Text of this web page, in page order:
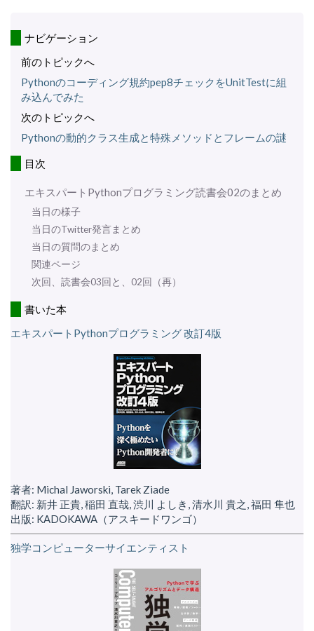
ナビゲーション
前のトピックへ
Pythonのコーディング規約pep8チェックをUnitTestに組
み込んでみた
次のトピックへ
Pythonの動的クラス生成と特殊メソッドとフレームの謎
目次
エキスパートPythonプログラミング読書会02のまとめ
当日の様子
当日のTwitter発言まとめ
当日の質問のまとめ
関連ページ
次回、読書会03回と、02回（再）
書いた本
エキスパートPythonプログラミング 改訂4版
著者: Michal Jaworski, Tarek Ziade
翻訳: 新井 正貴, 稲田 直哉, 渋川 よしき, 清水川 貴之, 福田 隼也
出版: KADOKAWA（アスキードワンゴ）
独学コンピューターサイエンティスト